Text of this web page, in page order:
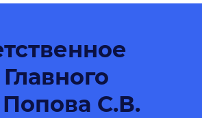
Попова С.В.